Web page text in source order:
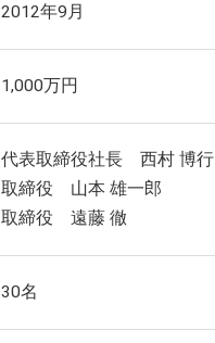
2012年9月
1,000万円
代表取締役社長 西村 博行
取締役 山本 雄一郎
取締役 遠藤 徹
30名